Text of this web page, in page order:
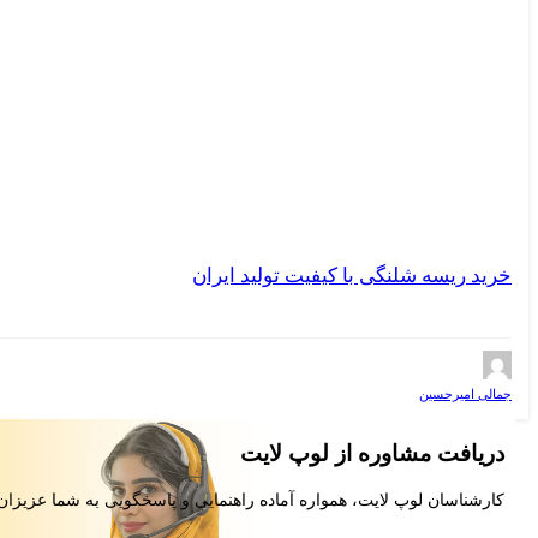
خرید ریسه شلنگی با کیفیت تولید ایران
جمالی امیرحسین
دریافت مشاوره از لوپ لایت
کارشناسان لوپ لایت، همواره آماده راهنمایی و پاسخگویی به شما